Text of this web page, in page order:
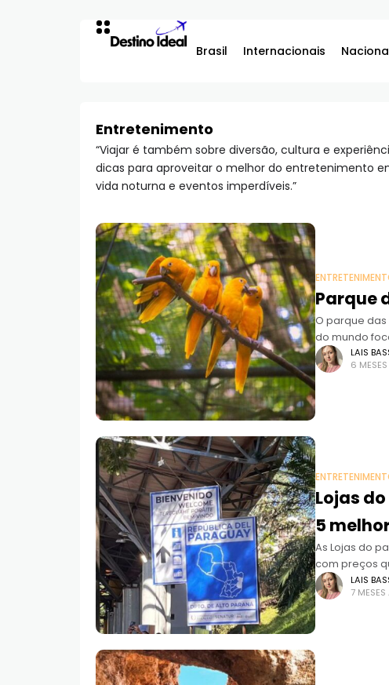
Brasil Internacionais
Entretenimento
“Viajar é também sobre diversão, cultura e
dicas para aproveitar o melhor do entretenimento
vida noturna e eventos imperdíveis.”
Parque
O parque
do mundo
Atlântica.
LAIS
6
Lojas
5
As Lojas do
com preços
LAIS
7 MESES